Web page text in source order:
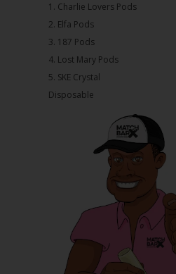
1.⁠ ⁠Charlie Lovers Pods
2.⁠ ⁠⁠Elfa Pods
3.⁠ ⁠⁠187 Pods
4.⁠ ⁠⁠Lost Mary Pods
5.⁠ ⁠⁠SKE Crystal
Disposable